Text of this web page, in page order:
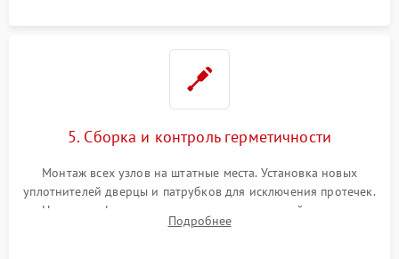
5. Сборка и контроль герметичности
Монтаж всех узлов на штатные места. Установка новых
уплотнителей дверцы и патрубков для исключения протечек.
Надежная фиксация хомутов гидравлической системы,
сборка корпуса и установка датчика поплавка.
Подробнее